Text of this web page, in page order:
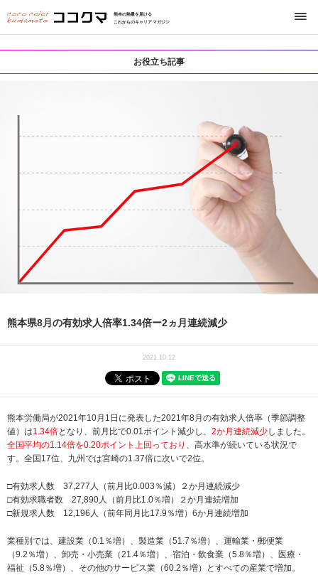
熊本の熱量を届ける
これからのキャリアマガジン
お役立ち記事
熊本県8月の有効求人倍率1.34倍ー2ヵ月連続減少
2021.10.12
熊本労働局が2021年10月1日に発表した2021年8月の有効求人倍率（季節調整
値）は1.34倍となり、前月比で0.01ポイント減少し、 2か月連続減少しました。
全国平均の1.14倍を0.20ポイント上回っており
、高水準が続いている状況で
す。全国17位、九州では宮崎の1.37倍に次いで2位。
□有効求人数 37,277人（前月比0.003％減）２か月連続減少
□有効求職者数 27,890人（前月比1.0％増）２か月連続増加
□新規求人数 12,196人（前年同月比17.9％増）6か月連続増加
業種別では、建設業（0.1％増）、製造業（51.7％増）、運輸業・郵便業
（9.2％増）、卸売・小売業（21.4％増）、宿泊・飲食業（5.8％増）、医療・
福祉（5.8％増）、その他のサービス業（60.2％増）とすべての産業で増加。